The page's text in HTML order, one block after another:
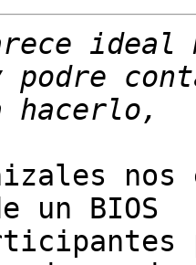
ideal
un BIOS